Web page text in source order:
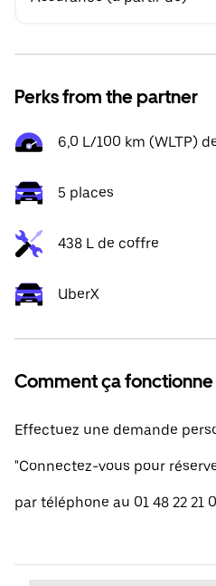
Perks from the partner
6,0 L/100 km (WLTP)
5 places
438 L de coffre
UberX
Comment ça fonctionne
Effectuez une demande
"Connectez-vous pour
par téléphone au 01 48 22 21